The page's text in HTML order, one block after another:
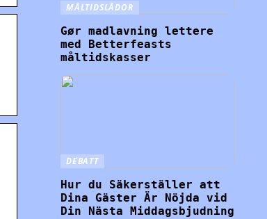
MÅLTIDSLÅDOR
Gør madlavning lettere
med Betterfeasts
måltidskasser
DEBATT
Hur du Säkerställer att
Dina Gäster Är Nöjda vid
Din Nästa Middagsbjudning